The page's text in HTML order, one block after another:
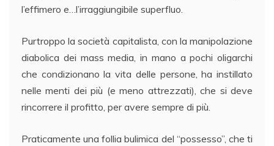
l’effimero e…l’irraggiungibile superfluo.
Purtroppo la società capitalista, con la manipolazione
diabolica dei mass media, in mano a pochi oligarchi
che condizionano la vita delle persone, ha instillato
nelle menti dei più (e meno attrezzati), che si deve
rincorrere il profitto, per avere sempre di più.
Praticamente una follia bulimica del “possesso”, che ti